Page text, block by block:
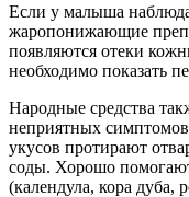
Если у малыша
жаропонижающие
появляются отеки
необходимо показать
Народные средства
неприятных
укусов протирают
соды. Хорошо
(календула, кора дуба,